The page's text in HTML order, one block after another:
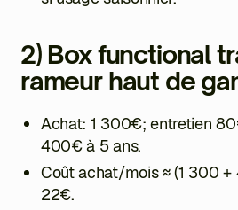
2) Box functional
rameur haut de
Achat: 1 300€; entretien
400€ à 5 ans.
Coût achat/mois ≈(1 300
22€.